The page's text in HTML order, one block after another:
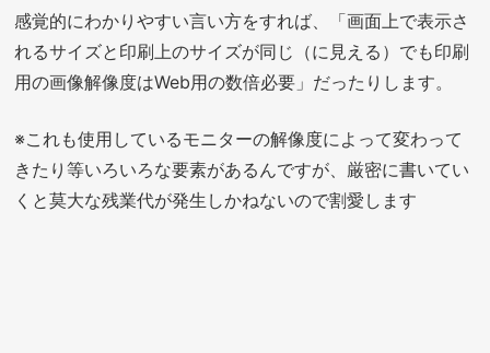
感覚的にわかりやすい言い方をすれば、「画面上で表示さ
れるサイズと印刷上のサイズが同じ（に見える）でも印刷
用の画像解像度はWeb用の数倍必要」だったりします。
※これも使用しているモニターの解像度によって変わって
きたり等いろいろな要素があるんですが、厳密に書いてい
くと莫大な残業代が発生しかねないので割愛します